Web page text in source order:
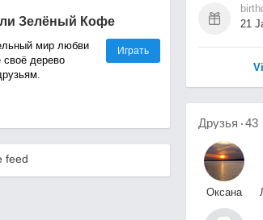
Зелёный Кофе
мир любви
дерево
Играть
feed
21
Друзья 43
Оксана